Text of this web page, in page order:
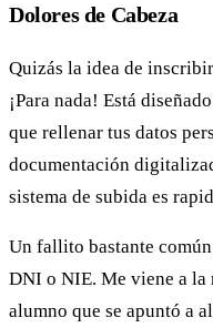
Dolores de Cabeza
Quizás la idea de
¡Para nada! Está
que rellenar tus datos
documentación
sistema de subida es
Un fallito bastante
DNI o NIE. Me viene a la
alumno que se apuntó a